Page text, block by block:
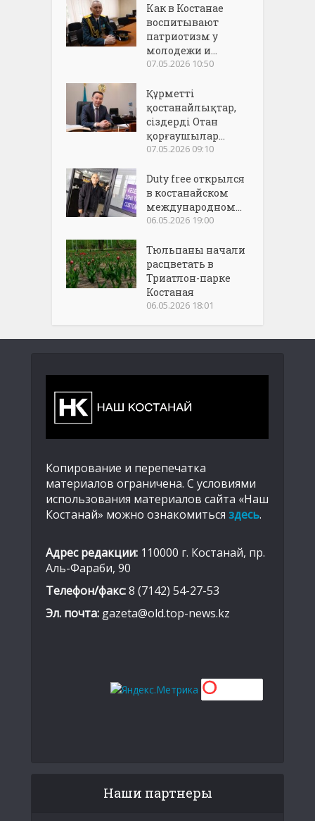
Как в Костанае
воспитывают
патриотизм у
молодежи и...
07.05.2026 10:50
Құрметті
қостанайлықтар,
сіздерді Отан
қорғаушылар...
07.05.2026 09:10
Duty free открылся
в костанайском
международном...
06.05.2026 19:00
Тюльпаны начали
расцветать в
Триатлон-парке
Костаная
06.05.2026 18:01
Копирование и перепечатка
материалов ограничена. С условиями
использования материалов сайта «Наш
Костанай» можно ознакомиться здесь.
Адрес редакции: 110000 г. Костанай, пр.
Аль-Фараби, 90
Телефон/факс:8 (7142) 54-27-53
Эл. почта: gazeta@old.top-news.kz
Наши партнеры